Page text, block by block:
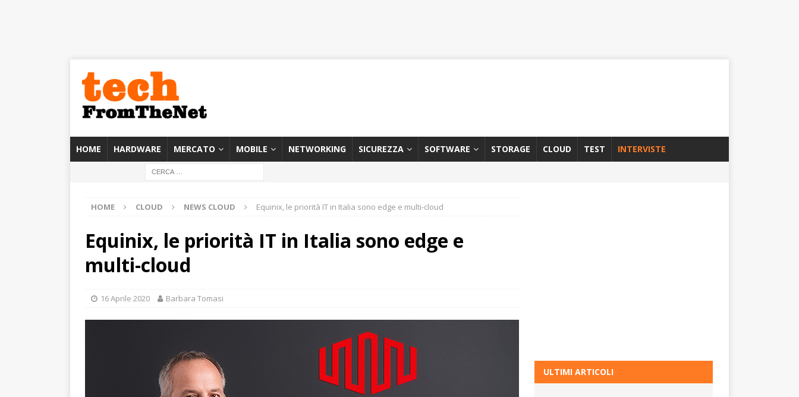
HOME HARDWARE MERCATO MOBILE NETWORKING SICUREZZA SOFTWARE STORAGE CLOUD TEST INTERVISTE
HOME CLOUD NEWS CLOUD Equinix, le priorità IT in Italia sono edge e multi-cloud
Equinix, le priorità IT in Italia sono edge e
multi-cloud
16 Aprile 2020 Barbara Tomasi
ULTIMI ARTICOLI